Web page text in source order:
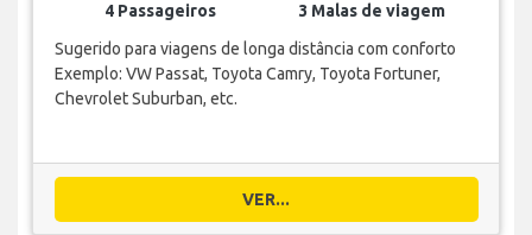
4 Passageiros
3 Malas de viagem
Sugerido para viagens de longa distância com conforto
Exemplo: VW Passat, Toyota Camry, Toyota Fortuner,
Chevrolet Suburban, etc.
VER...